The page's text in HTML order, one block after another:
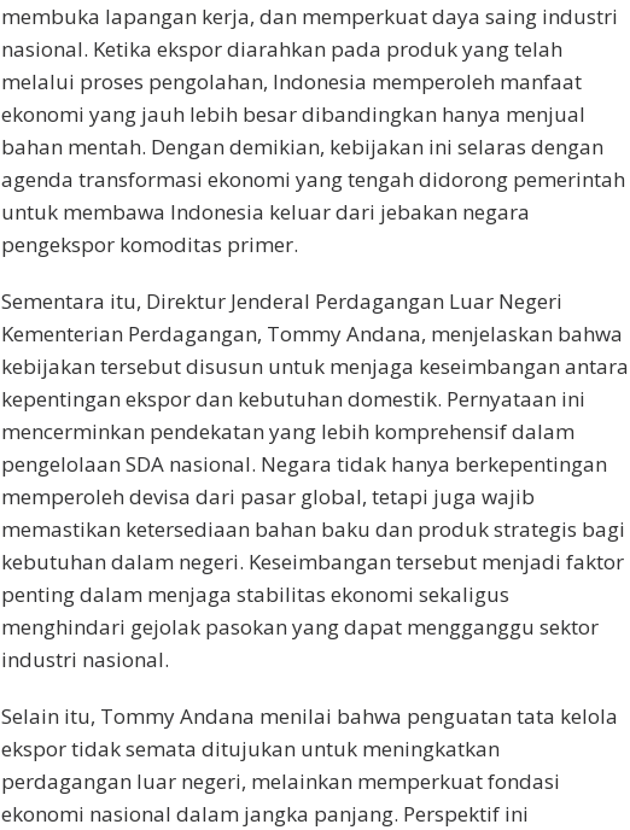
membuka lapangan kerja, dan memperkuat daya saing industri
nasional. Ketika ekspor diarahkan pada produk yang telah
melalui proses pengolahan, Indonesia memperoleh manfaat
ekonomi yang jauh lebih besar dibandingkan hanya menjual
bahan mentah. Dengan demikian, kebijakan ini selaras dengan
agenda transformasi ekonomi yang tengah didorong pemerintah
untuk membawa Indonesia keluar dari jebakan negara
pengekspor komoditas primer.
Sementara itu, Direktur Jenderal Perdagangan Luar Negeri
Kementerian Perdagangan, Tommy Andana, menjelaskan bahwa
kebijakan tersebut disusun untuk menjaga keseimbangan antara
kepentingan ekspor dan kebutuhan domestik. Pernyataan ini
mencerminkan pendekatan yang lebih komprehensif dalam
pengelolaan SDA nasional. Negara tidak hanya berkepentingan
memperoleh devisa dari pasar global, tetapi juga wajib
memastikan ketersediaan bahan baku dan produk strategis bagi
kebutuhan dalam negeri. Keseimbangan tersebut menjadi faktor
penting dalam menjaga stabilitas ekonomi sekaligus
menghindari gejolak pasokan yang dapat mengganggu sektor
industri nasional.
Selain itu, Tommy Andana menilai bahwa penguatan tata kelola
ekspor tidak semata ditujukan untuk meningkatkan
perdagangan luar negeri, melainkan memperkuat fondasi
ekonomi nasional dalam jangka panjang. Perspektif ini